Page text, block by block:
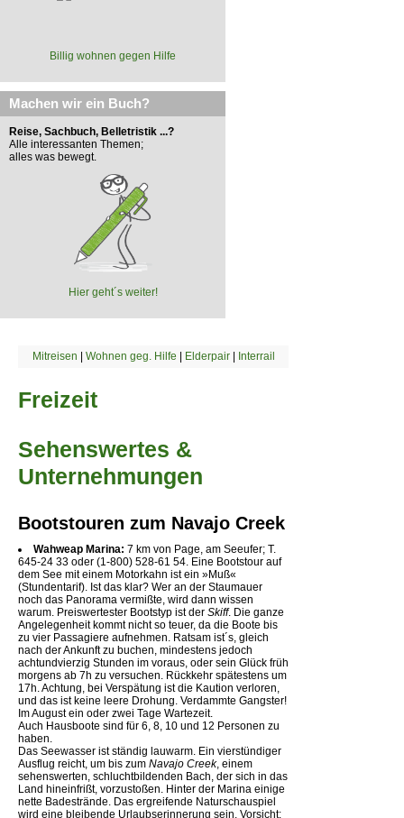
Billig wohnen gegen Hilfe
Machen wir ein Buch?
Reise, Sachbuch, Belletristik ...?
Alle interessanten Themen;
alles was bewegt.
Hier geht´s weiter!
Mitreisen | Wohnen geg. Hilfe | Elderpair| Interrail
Freizeit
Sehenswertes &
Unternehmungen
Bootstouren zum Navajo Creek
Wahweap Marina: 7 km von Page, am Seeufer; T.
645-24 33 oder (1-800) 528-61 54. Eine Bootstour auf
dem See mit einem Motorkahn ist ein »Muß«
(Stundentarif). Ist das klar? Wer an der Staumauer
noch das Panorama vermißte, wird dann wissen
warum. Preiswertester Bootstyp ist der Skiff. Die ganze
Angelegenheit kommt nicht so teuer, da die Boote bis
zu vier Passagiere aufnehmen. Ratsam ist´s, gleich
nach der Ankunft zu buchen, mindestens jedoch
achtundvierzig Stunden im voraus, oder sein Glück früh
morgens ab 7h zu versuchen. Rückkehr spätestens um
17h. Achtung, bei Verspätung ist die Kaution verloren,
und das ist keine leere Drohung. Verdammte Gangster!
Im August ein oder zwei Tage Wartezeit.
Auch Hausboote sind für 6, 8, 10 und 12 Personen zu
haben.
Das Seewasser ist ständig lauwarm. Ein vierstündiger
Ausflug reicht, um bis zum Navajo Creek, einem
sehenswerten, schluchtbildenden Bach, der sich in das
Land hineinfrißt, vorzustoßen. Hinter der Marina einige
nette Badestrände. Das ergreifende Naturschauspiel
wird eine bleibende Urlaubserinnerung sein. Vorsicht: